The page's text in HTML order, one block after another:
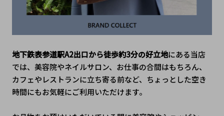
地下鉄表参道駅A2出口から徒歩約3分の好立地にある当店
では、美容院やネイルサロン、お仕事の合間はもちろん、
カフェやレストランに立ち寄る前など、ちょっとした空き
時間にもお気軽にご利用いただけます。